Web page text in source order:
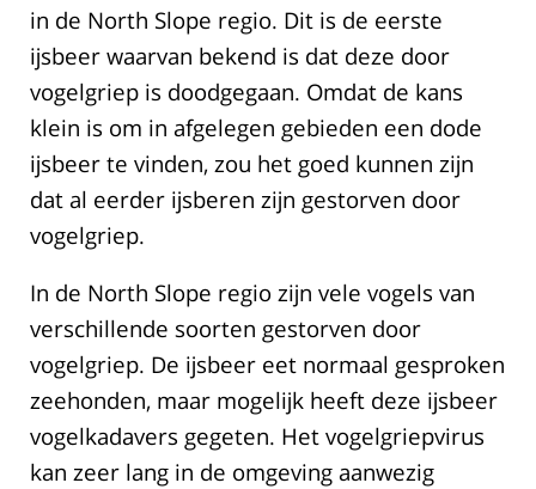
in de North Slope regio. Dit is de eerste
ijsbeer waarvan bekend is dat deze door
vogelgriep is doodgegaan. Omdat de kans
klein is om in afgelegen gebieden een dode
ijsbeer te vinden, zou het goed kunnen zijn
dat al eerder ijsberen zijn gestorven door
vogelgriep.
In de North Slope regio zijn vele vogels van
verschillende soorten gestorven door
vogelgriep. De ijsbeer eet normaal gesproken
zeehonden, maar mogelijk heeft deze ijsbeer
vogelkadavers gegeten. Het vogelgriepvirus
kan zeer lang in de omgeving aanwezig